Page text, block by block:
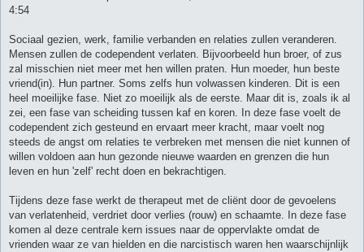
4:54
Sociaal gezien, werk, familie verbanden en relaties zullen veranderen.
Mensen zullen de codependent verlaten. Bijvoorbeeld hun broer, of zus
zal misschien niet meer met hen willen praten. Hun moeder, hun beste
vriend(in). Hun partner. Soms zelfs hun volwassen kinderen. Dit is een
heel moeilijke fase. Niet zo moeilijk als de eerste. Maar dit is, zoals ik al
zei, een fase van scheiding tussen kaf en koren. In deze fase voelt de
codependent zich gesteund en ervaart meer kracht, maar voelt nog
steeds de angst om relaties te verbreken met mensen die niet kunnen of
willen voldoen aan hun gezonde nieuwe waarden en grenzen die hun
leven en hun 'zelf' recht doen en bekrachtigen.
Tijdens deze fase werkt de therapeut met de cliënt door de gevoelens
van verlatenheid, verdriet door verlies (rouw) en schaamte. In deze fase
komen al deze centrale kern issues naar de oppervlakte omdat de
vrienden waar ze van hielden en die narcistisch waren hen waarschijnlijk